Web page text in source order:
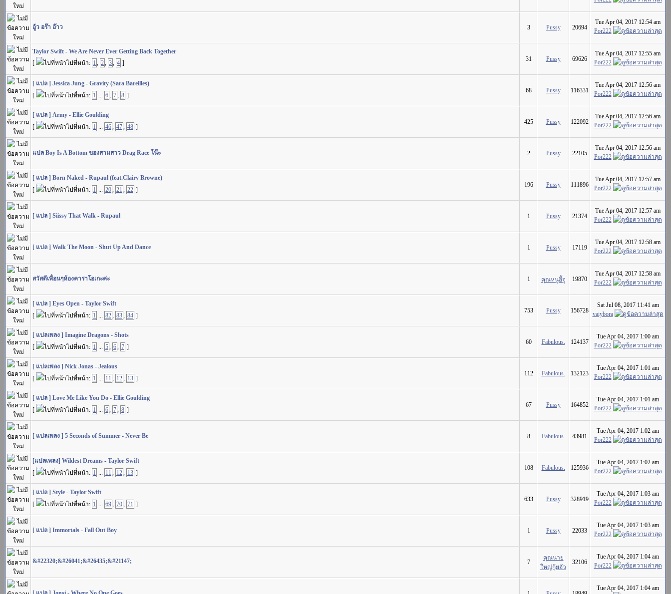
อู้ว อร๊า อ๊าว 3 Pussy 20694
Tue Apr 04, 2017 12:54 am
Por222
Taylor Swift - We Are Never Ever Getting Back Together
[
ไปที่หน้า: 1 , 2, 3, 4 ]
31 Pussy 69626
Tue Apr 04, 2017 12:55 am
Por222
[ แปล ] Jessica Jung - Gravity (Sara Bareilles)
[
ไปที่หน้า: 1 ... 6, 7, 8 ]
68 Pussy 116331
Tue Apr 04, 2017 12:56 am
Por222
[ แปล ] Army - Ellie Goulding
[
ไปที่หน้า: 1 ... 46, 47, 48 ]
425 Pussy 122092
Tue Apr 04, 2017 12:56 am
Por222
แปล Boy Is A Bottom ของสามสาว Drag Race โน๊ะ 2 Pussy 22105
Tue Apr 04, 2017 12:56 am
Por222
[ แปล ] Born Naked - Rupaul (feat.Clairy Browne)
[
ไปที่หน้า: 1 ... 20, 21 , 22 ]
196 Pussy 111896
Tue Apr 04, 2017 12:57 am
Por222
[ แปล ] Siissy That Walk - Rupaul 1 Pussy 21374
Tue Apr 04, 2017 12:57 am
Por222
[ แปล ] Walk The Moon - Shut Up And Dance 1 Pussy 17119
Tue Apr 04, 2017 12:58 am
Por222
สวัสดีเพื่อนๆห้องคาราโอเกะค่ะ 1 คุณหนูอี้จู 19870
Tue Apr 04, 2017 12:58 am
Por222
[ แปล ] Eyes Open - Taylor Swift
[
ไปที่หน้า: 1 ... 82, 83, 84 ]
753 Pussy 156728
Sat Jul 08, 2017 11:41 am
vaiybora
[ แปลเพลง ] Imagine Dragons - Shots
[
ไปที่หน้า: 1 ... 5, 6, 7 ]
60 Fabulous. 124137
Tue Apr 04, 2017 1:00 am
Por222
[ แปลเพลง ] Nick Jonas - Jealous
[
ไปที่หน้า: 1 ... 11 , 12, 13 ]
112 Fabulous. 132123
Tue Apr 04, 2017 1:01 am
Por222
[ แปล ] Love Me Like You Do - Ellie Goulding
[
ไปที่หน้า: 1 ... 6, 7, 8 ]
67 Pussy 164852
Tue Apr 04, 2017 1:01 am
Por222
[ แปลเพลง ] 5 Seconds of Summer - Never Be 8 Fabulous. 43981
Tue Apr 04, 2017 1:02 am
Por222
[แปลเพลง] Wildest Dreams - Taylor Swift
[
ไปที่หน้า: 1 ... 11 , 12, 13 ]
108 Fabulous. 125936
Tue Apr 04, 2017 1:02 am
Por222
[ แปล ] Style - Taylor Swift
[
ไปที่หน้า: 1 ... 69, 70, 71 ]
633 Pussy 328919
Tue Apr 04, 2017 1:03 am
Por222
[ แปล ] Immortals - Fall Out Boy 1 Pussy 22033
Tue Apr 04, 2017 1:03 am
Por222
&#22320;&#26041;&#26435;&#21147; 7
คุณนาย
ใหญ่กุ้ยฮัว
32106
Tue Apr 04, 2017 1:04 am
Por222
Tue Apr 04, 2017 1:04 am